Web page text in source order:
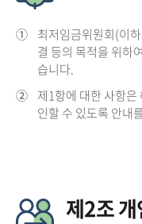
① 최저임금위원회(이
결 등의 목적을 위하
습니다.
② 제1항에 대한 사항
인할 수 있도록 안내
제2조